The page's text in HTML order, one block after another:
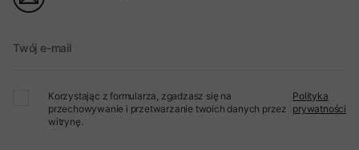
Twój e-mail
Korzystając z formularza, zgadzasz się na
przechowywanie i przetwarzanie twoich danych przez
witrynę.
Polityka
prywatności